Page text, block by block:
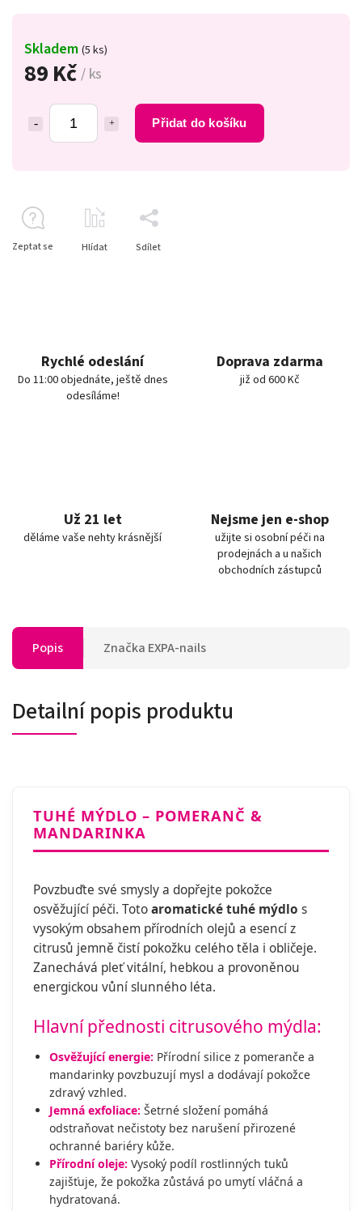
89 Kč/ ks
Přidat do košíku
Skladem (5 ks)
Zeptat se Hlídat Sdílet
Rychlé odeslání
Do 11:00 objednáte, ještě dnes
odesíláme!
Doprava zdarma
již od 600 Kč
Už 21 let
děláme vaše nehty krásnější
Nejsme jen e-shop
užijte si osobní péči na
prodejnách a u našich
obchodních zástupců
Popis Značka EXPA-nails
Detailní popis produktu
TUHÉ MÝDLO – POMERANČ &
MANDARINKA
Povzbuďte své smysly a dopřejte pokožce
osvěžující péči. Totoaromatické tuhé mýdlo s
vysokým obsahem přírodních olejů a esencí z
citrusů jemně čistí pokožku celého těla i obličeje.
Zanechává pleť vitální, hebkou a provoněnou
energickou vůní slunného léta.
Hlavní přednosti citrusového mýdla:
Osvěžující energie: Přírodní silice z pomeranče a
mandarinky povzbuzují mysl a dodávají pokožce
zdravý vzhled.
Jemná exfoliace: Šetrné složení pomáhá
odstraňovat nečistoty bez narušení přirozené
ochranné bariéry kůže.
Přírodní oleje: Vysoký podíl rostlinných tuků
zajišťuje, že pokožka zůstává po umytí vláčná a
hydratovaná.